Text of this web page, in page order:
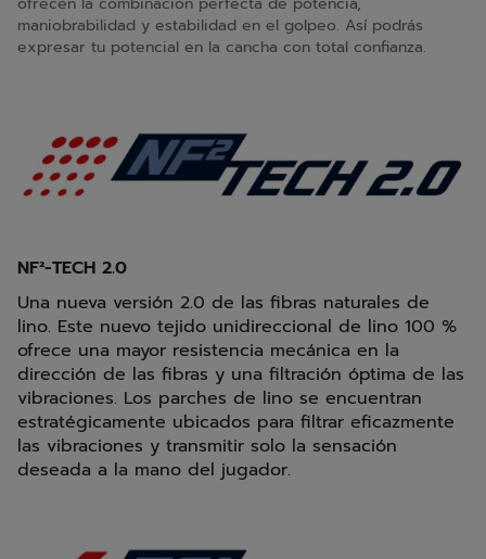
maniobrabilidad y estabilidad en el golpeo. Así podrás
expresar tu potencial en la cancha con total confianza.
NF²-TECH 2.0
Una nueva versión 2.0 de las fibras naturales de
lino. Este nuevo tejido unidireccional de lino 100 %
ofrece una mayor resistencia mecánica en la
dirección de las fibras y una filtración óptima de las
vibraciones. Los parches de lino se encuentran
estratégicamente ubicados para filtrar eficazmente
las vibraciones y transmitir solo la sensación
deseada a la mano del jugador.